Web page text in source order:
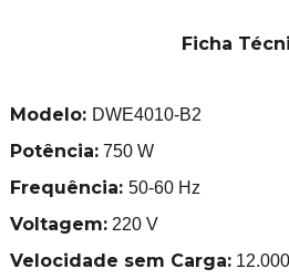
Ficha
Modelo: DWE4010-B2
Potência:750 W
Frequência: 50-60 Hz
Voltagem:220 V
Velocidade sem Carga: